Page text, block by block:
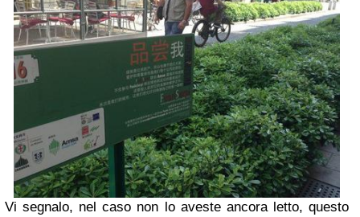
Vi segnalo, nel caso non lo aveste ancora letto, questo